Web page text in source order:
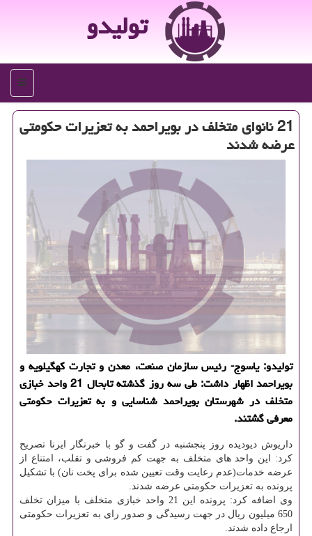
تولیدو
منو
21 نانوای متخلف در بویراحمد به تعزیرات حكومتی
عرضه شدند
تولیدو: یاسوج- رئیس سازمان صنعت، معدن و تجارت كهگیلویه و
بویراحمد اظهار داشت: طی سه روز گذشته تابحال 21 واحد خبازی
متخلف در شهرستان بویراحمد شناسایی و به تعزیرات حكومتی
معرفی گشتند.
داریوش دیودیده روز پنجشنبه در گفت و گو با خبرنگار ایرنا تصریح
كرد: این واحد های متخلف به جهت كم فروشی و تقلب، امتناع از
عرضه خدمات(عدم رعایت وقت تعیین شده برای پخت نان) با تشكیل
پرونده به تعزیرات حكومتی عرضه شدند.
وی اضافه كرد: پرونده این 21 واحد خبازی متخلف با میزان تخلف
650 میلیون ریال در جهت رسیدگی و صدور رای به تعزیرات حكومتی
ارجاع داده شدند.